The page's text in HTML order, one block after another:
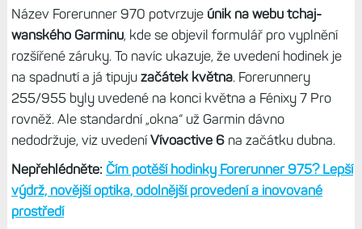
Název Forerunner 970 potvrzuje únik na webu tchaj-
wanského Garminu, kde se objevil formulář pro vyplnění
rozšířené záruky. To navíc ukazuje, že uvedení hodinek je
na spadnutí a já tipuju začátek května. Forerunnery
255/955 byly uvedené na konci května a Fénixy 7 Pro
rovněž. Ale standardní „okna“ už Garmin dávno
nedodržuje, viz uvedení Vívoactive 6na začátku dubna.
Nepřehlédněte: Čím potěší hodinky Forerunner 975? Lepší
výdrž, novější optika, odolnější provedení a inovované
prostředí